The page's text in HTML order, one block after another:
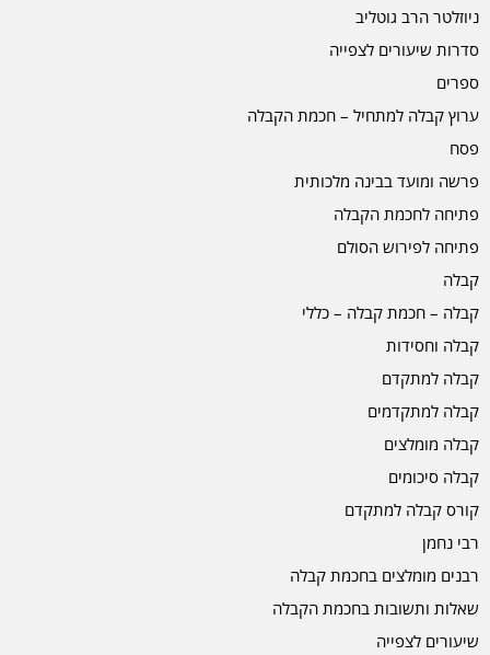
ניוזלטר הרב גוטליב
סדרות שיעורים לצפייה
ספרים
ערוץ קבלה למתחיל – חכמת הקבלה
פסח
פרשה ומועד בבינה מלכותית
פתיחה לחכמת הקבלה
פתיחה לפירוש הסולם
קבלה
קבלה – חכמת קבלה – כללי
קבלה וחסידות
קבלה למתקדם
קבלה למתקדמים
קבלה מומלצים
קבלה סיכומים
קורס קבלה למתקדם
רבי נחמן
רבנים מומלצים בחכמת קבלה
שאלות ותשובות בחכמת הקבלה
שיעורים לצפייה